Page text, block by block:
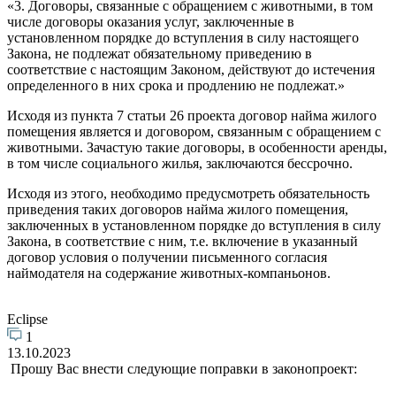
«3. Договоры, связанные с обращением с животными, в том
числе договоры оказания услуг, заключенные в
установленном порядке до вступления в силу настоящего
Закона, не подлежат обязательному приведению в
соответствие с настоящим Законом, действуют до истечения
определенного в них срока и продлению не подлежат.»
Исходя из пункта 7 статьи 26 проекта договор найма жилого
помещения является и договором, связанным с обращением с
животными. Зачастую такие договоры, в особенности аренды,
в том числе социального жилья, заключаются бессрочно.
Исходя из этого, необходимо предусмотреть обязательность
приведения таких договоров найма жилого помещения,
заключенных в установленном порядке до вступления в силу
Закона, в соответствие с ним, т.е. включение в указанный
договор условия о получении письменного согласия
наймодателя на содержание животных-компаньонов.
Eclipse
1
13.10.2023
Прошу Вас внести следующие поправки в законопроект: